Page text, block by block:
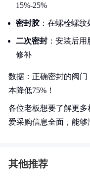
15%-25%
密封胶：在螺栓螺纹
二次密封 ：安装后
修补
数据：正确密封的阀门
本降低75%！
各位老板想要了解更
爱采购信息全面，能够
其他推荐